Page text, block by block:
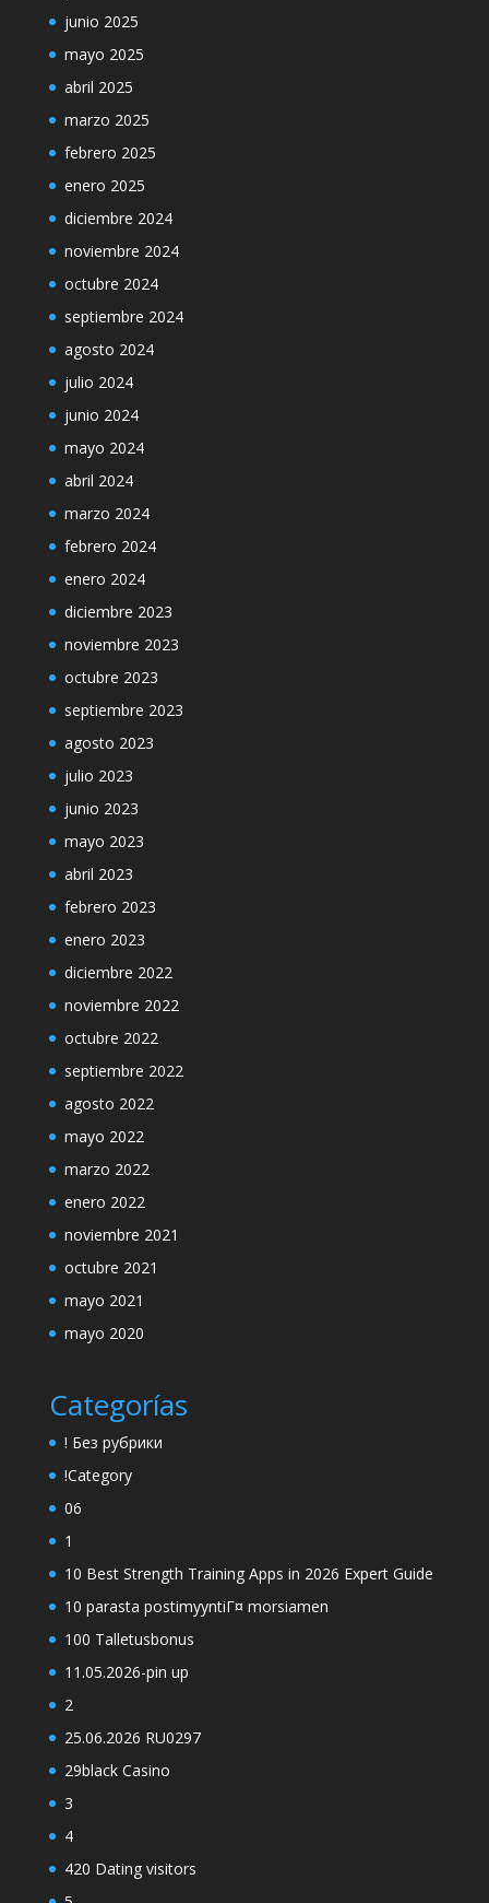
junio 2025
mayo 2025
abril 2025
marzo 2025
febrero 2025
enero 2025
diciembre 2024
noviembre 2024
octubre 2024
septiembre 2024
agosto 2024
julio 2024
junio 2024
mayo 2024
abril 2024
marzo 2024
febrero 2024
enero 2024
diciembre 2023
noviembre 2023
octubre 2023
septiembre 2023
agosto 2023
julio 2023
junio 2023
mayo 2023
abril 2023
febrero 2023
enero 2023
diciembre 2022
noviembre 2022
octubre 2022
septiembre 2022
agosto 2022
mayo 2022
marzo 2022
enero 2022
noviembre 2021
octubre 2021
mayo 2021
mayo 2020
Categorías
! Без рубрики
!Category
06
1
10 Best Strength Training Apps in 2026 Expert Guide
10 parasta postimyyntiГ¤ morsiamen
100 Talletusbonus
11.05.2026-pin up
2
25.06.2026 RU0297
29black Casino
3
4
420 Dating visitors